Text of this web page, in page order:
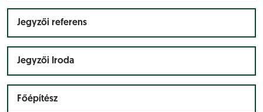
Jegyzői referens
Jegyzői Iroda
Főépítész